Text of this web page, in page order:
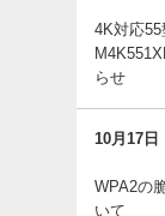
4K対応
らせ
10月17日
WPA2の
いて